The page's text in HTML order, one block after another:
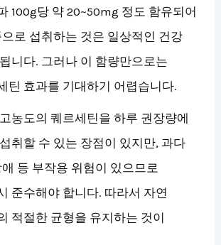
100g당 약 20~50mg 정도 함유되어
로 섭취하는 것은 일상적인 건강
니다. 그러나 이 함량만으로는
틴 효과를 기대하기 어렵습니다.
농도의 퀘르세틴을 하루 권장량에
취할 수 있는 장점이 있지만, 과다
등 부작용 위험이 있으므로
준수해야 합니다. 따라서 자연
적절한 균형을 유지하는 것이